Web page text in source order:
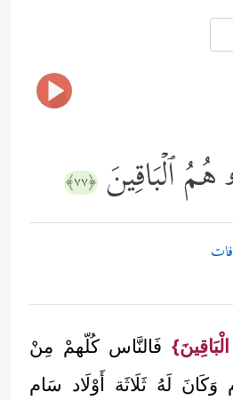
هُمُ ٱلۡبَاقِینَ ﴿٧٧﴾
فَالنَّاس كُلّهمْ مِنْ
وَكَانَ لَهُ ثَلَاثَة أَوْلَاد سَام